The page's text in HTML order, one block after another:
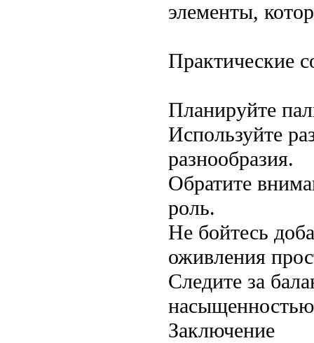
элементы,
Практические
Планируйте
Используйте
разнообразия.
Обратите
роль.
Не бойтесь
оживления
Следите за
насыщенностью
Заключение